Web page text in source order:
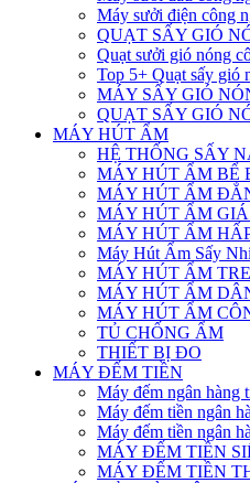
Máy sưởi điện công
QUẠT SẤY GIÓ
Quạt sưởi gió nóng
Top 5+ Quạt sấy gió
MÁY SẤY GIÓ
QUẠT SẤY GIÓ
MÁY HÚT ẨM
HỆ THỐNG SẤY
MÁY HÚT ẨM BỂ
MÁY HÚT ẨM
MÁY HÚT ẨM GIÁ
MÁY HÚT ẨM
Máy Hút Ẩm Sấy
MÁY HÚT ẨM
MÁY HÚT ẨM
MÁY HÚT ẨM
TỦ CHỐNG ẨM
THIẾT BỊ ĐO
MÁY ĐẾM TIỀN
Máy đếm ngân hàng
Máy đếm tiền ngân
Máy đếm tiền ngân
MÁY ĐẾM TIỀN
MÁY ĐẾM TIỀN